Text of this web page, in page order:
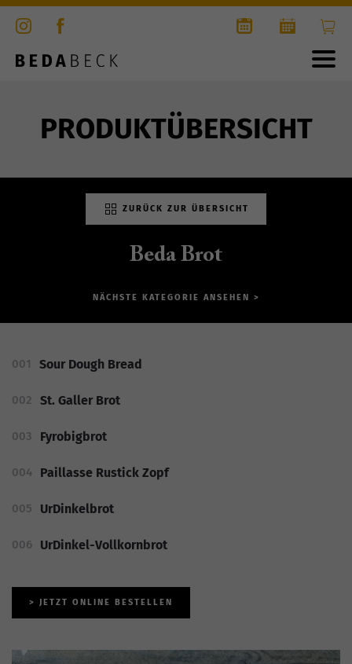
PRODUKTÜBERSICHT
ZURÜCK ZUR ÜBERSICHT
Beda Brot
NÄCHSTE KATEGORIE ANSEHEN >
Sour Dough Bread
St. Galler Brot
Fyrobigbrot
Paillasse Rustick Zopf
UrDinkelbrot
UrDinkel-Vollkornbrot
> JETZT ONLINE BESTELLEN